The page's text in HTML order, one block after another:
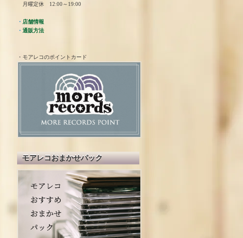
月曜定休 12:00～19:00
・ 店舗情報
・ 通販方法
・モアレコのポイントカード
モアレコおまかせパック